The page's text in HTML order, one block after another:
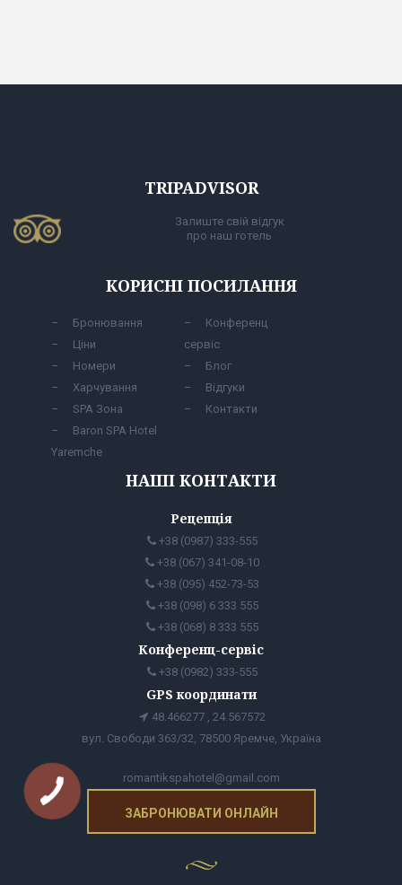
TRIPADVISOR
Залиште свій відгук
про наш готель
КОРИСНІ ПОСИЛАННЯ
Бронювання
Ціни
Номери
Харчування
SPA Зона
Baron SPA Hotel
Yaremche
Конференц
сервіс
Блог
Відгуки
Контакти
НАШІ КОНТАКТИ
Рецепція
+38 (0987) 333-555
+38 (067) 341-08-10
+38 (095) 452-73-53
+38 (098) 6 333 555
+38 (068) 8 333 555
Конференц-сервіс
+38 (0982) 333-555
GPS координати
48.466277 , 24.567572
вул. Свободи 363/32, 78500 Яремче, Україна
romantikspahotel@gmail.com
ЗАБРОНЮВАТИ ОНЛАЙН